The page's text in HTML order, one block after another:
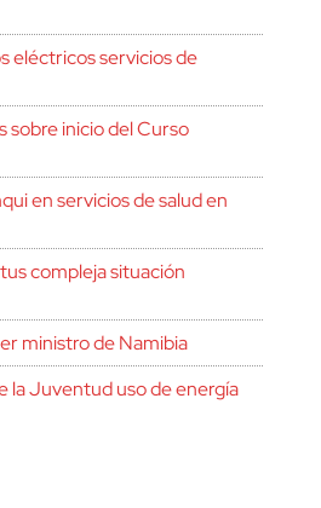
eléctricos servicios de
inicio del Curso
en servicios de salud en
compleja situación
ministro de Namibia
la Juventud uso de energía